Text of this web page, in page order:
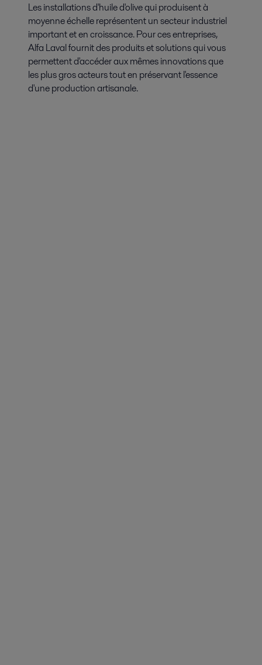
Les installations d'huile d'olive qui produisent à
moyenne échelle représentent un secteur industriel
important et en croissance. Pour ces entreprises,
Alfa Laval fournit des produits et solutions qui vous
permettent d'accéder aux mêmes innovations que
les plus gros acteurs tout en préservant l'essence
d'une production artisanale.